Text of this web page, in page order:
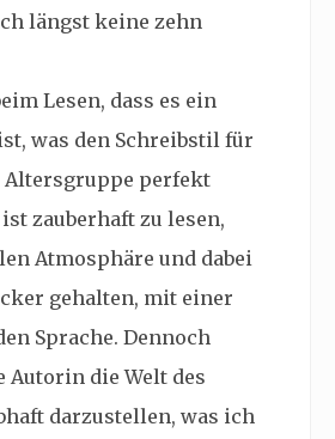
längst keine zehn
Lesen, dass es ein
was den Schreibstil für
Altersgruppe perfekt
zauberhaft zu lesen,
Atmosphäre und dabei
gehalten, mit einer
Sprache. Dennoch
Autorin die Welt des
darzustellen, was ich